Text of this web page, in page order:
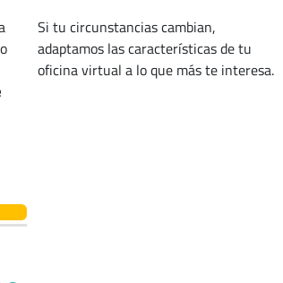
Si tu circunstancias cambian,
adaptamos las características de tu
oficina virtual a lo que más te interesa.